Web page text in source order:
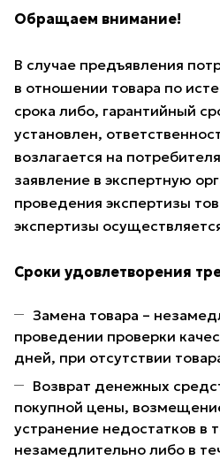
Обращаем внимание!
В случае предъявления
в отношении товара по
срока либо, гарантийный
установлен,
возлагается на
заявление в экспертную
проведения экспертизы
экспертизы
Сроки удовлетворения
Замена товара –
проведении проверки
дней, при отсутствии
Возврат денежных
покупной цены,
устранение недостатков в
незамедлительно либо в